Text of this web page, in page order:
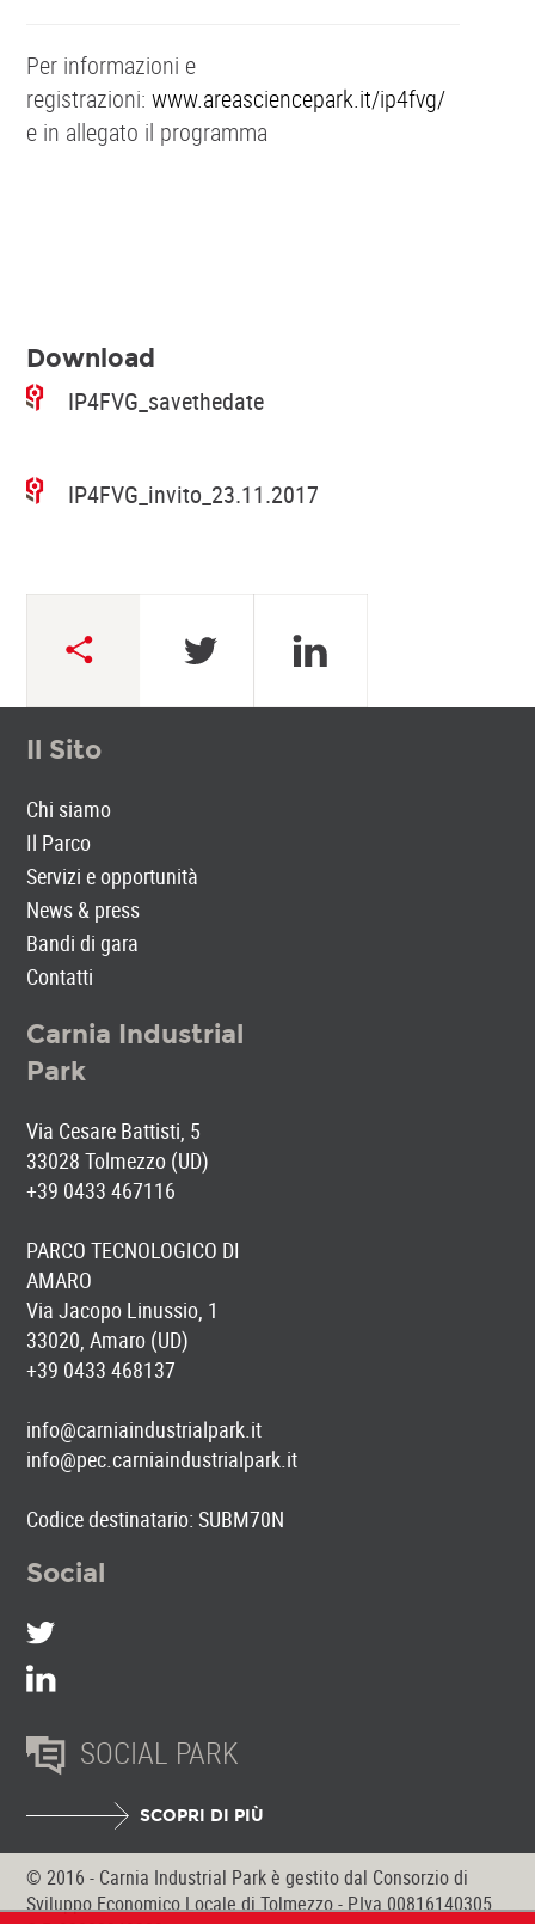
Per informazioni e
registrazioni:www.areasciencepark.it/ip4fvg/
e in allegato il programma
Download
IP4FVG_savethedate
IP4FVG_invito_23.11.2017
Il Sito
Chi siamo
Il Parco
Servizi e opportunità
News & press
Bandi di gara
Contatti
Carnia Industrial
Park
Via Cesare Battisti, 5
33028 Tolmezzo (UD)
+39 0433 467116
PARCO TECNOLOGICO DI
AMARO
Via Jacopo Linussio, 1
33020, Amaro (UD)
+39 0433 468137
info@carniaindustrialpark.it
info@pec.carniaindustrialpark.it
Codice destinatario: SUBM70N
Social
SOCIAL PARK
SCOPRI DI PIÙ
© 2016 - Carnia Industrial Park è gestito dal Consorzio di
Sviluppo Economico Locale di Tolmezzo - P.Iva 00816140305